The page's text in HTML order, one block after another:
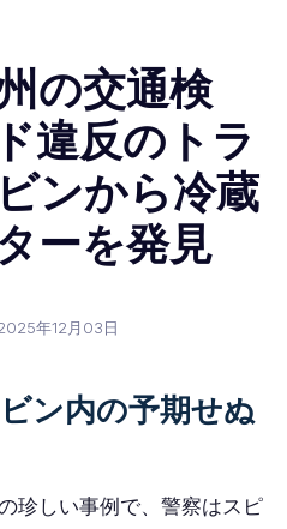
の交通検
違反のトラ
ンから冷蔵
ーを発見
年12月03日
ン内の予期せぬ
珍しい事例で、警察はスピ